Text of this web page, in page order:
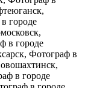
городе
в городе
Фотограф в
в городе